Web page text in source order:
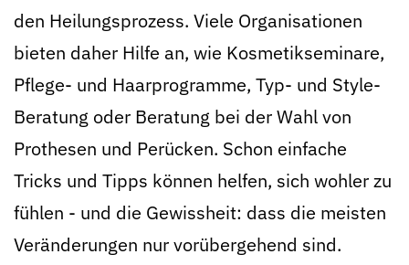
den Heilungsprozess. Viele Organisationen
bieten daher Hilfe an, wie Kosmetikseminare,
Pflege- und Haarprogramme, Typ- und Style-
Beratung oder Beratung bei der Wahl von
Prothesen und Perücken. Schon einfache
Tricks und Tipps können helfen, sich wohler zu
fühlen - und die Gewissheit: dass die meisten
Veränderungen nur vorübergehend sind.